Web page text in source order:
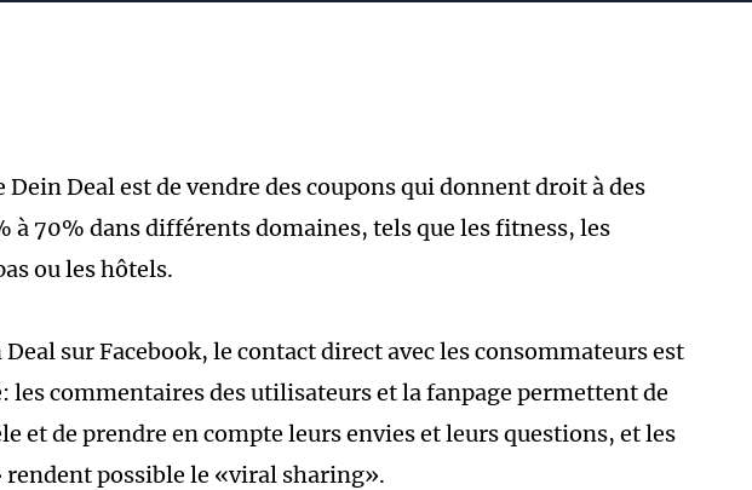
Deal est de vendre des coupons qui donnent droit à des
à 70% dans différents domaines, tels que les fitness, les
ou les hôtels.
sur Facebook, le contact direct avec les consommateurs est
commentaires des utilisateurs et la fanpage permettent de
et de prendre en compte leurs envies et leurs questions, et les
rendent possible le «viral sharing».